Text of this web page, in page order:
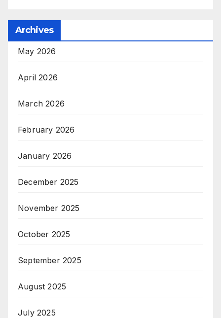
Archives
May 2026
April 2026
March 2026
February 2026
January 2026
December 2025
November 2025
October 2025
September 2025
August 2025
July 2025